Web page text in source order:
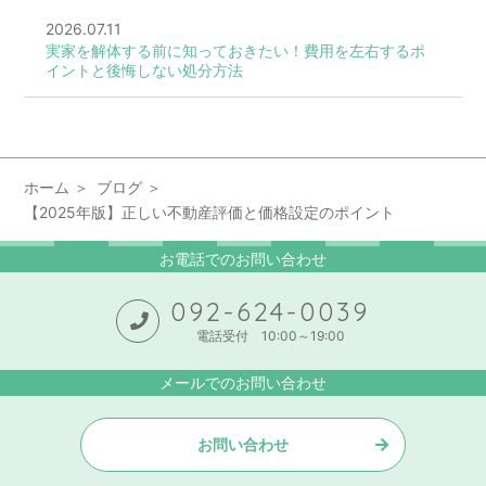
2026.07.11
実家を解体する前に知っておきたい！費用を左右するポ
イントと後悔しない処分方法
ホーム
ブログ
【2025年版】正しい不動産評価と価格設定のポイント
お電話でのお問い合わせ
092-624-0039
電話受付 10:00～19:00
メールでのお問い合わせ
お問い合わせ